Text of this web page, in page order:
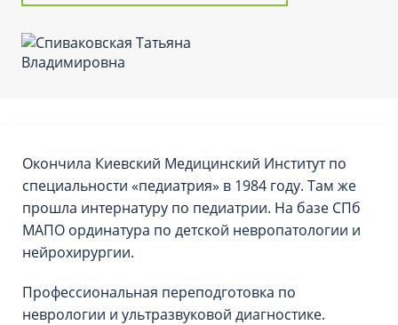
Окончила Киевский Медицинский Институт по
специальности «педиатрия» в 1984 году. Там же
прошла интернатуру по педиатрии. На базе СПб
МАПО ординатура по детской невропатологии и
нейрохирургии.
Профессиональная переподготовка по
неврологии и ультразвуковой диагностике.